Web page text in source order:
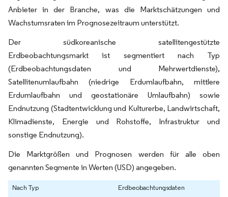
Anbieter in der Branche, was die Marktschätzungen und
Wachstumsraten im Prognosezeitraum unterstützt.
Der südkoreanische satellitengestützte
Erdbeobachtungsmarkt ist segmentiert nach Typ
(Erdbeobachtungsdaten und Mehrwertdienste),
Satellitenumlaufbahn (niedrige Erdumlaufbahn, mittlere
Erdumlaufbahn und geostationäre Umlaufbahn) sowie
Endnutzung (Stadtentwicklung und Kulturerbe, Landwirtschaft,
Klimadienste, Energie und Rohstoffe, Infrastruktur und
sonstige Endnutzung).
Die Marktgrößen und Prognosen werden für alle oben
genannten Segmente in Werten (USD) angegeben.
Nach Typ
Erdbeobachtungsdaten